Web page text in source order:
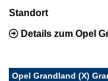
Standort
Details zum Opel
Opel Grandland (X)